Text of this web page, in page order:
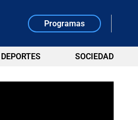
Programas
DEPORTES SOCIEDAD